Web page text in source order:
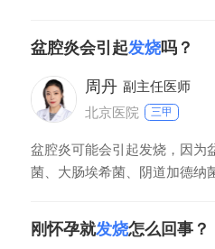
擦浴、局部冰敷，进行物理降
养、高蛋白食物的摄入。对于
导下应用布洛芬颗粒、对乙酰
盆腔炎会引起发烧吗？
周丹 副主任医师
北京医院
三甲
盆腔炎可能会引起发烧，因为
菌、大肠埃希菌、阴道加德纳
会出现轻重程度不一的发烧症
部疼痛、阴道分泌物增多、异
刚怀孕就发烧怎么回事？